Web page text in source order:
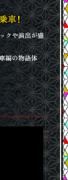
クや演出が盛
編の物語体